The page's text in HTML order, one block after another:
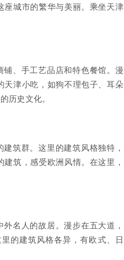
城市的繁华与美丽。乘坐天津
、手工艺品店和特色餐馆。漫
天津小吃，如狗不理包子、耳朵
历史文化。
筑群。这里的建筑风格独特，
筑，感受欧洲风情。在这里，
名人的故居。漫步在五大道，
的建筑风格各异，有欧式、日